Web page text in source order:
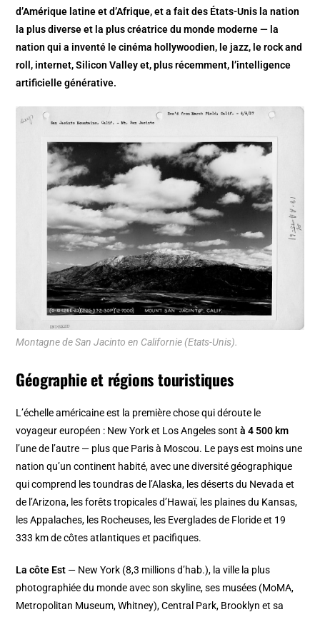
d’Amérique latine et d’Afrique, et a fait des États-Unis la nation
la plus diverse et la plus créatrice du monde moderne — la
nation qui a inventé le cinéma hollywoodien, le jazz, le rock and
roll, internet, Silicon Valley et, plus récemment, l’intelligence
artificielle générative.
Montagne de San Jacinto en Californie (Etats-Unis).
Géographie et régions touristiques
L’échelle américaine est la première chose qui déroute le
voyageur européen : New York et Los Angeles sontà 4 500 km
l’une de l’autre — plus que Paris à Moscou. Le pays est moins une
nation qu’un continent habité, avec une diversité géographique
qui comprend les toundras de l’Alaska, les déserts du Nevada et
de l’Arizona, les forêts tropicales d’Hawaï, les plaines du Kansas,
les Appalaches, les Rocheuses, les Everglades de Floride et 19
333 km de côtes atlantiques et pacifiques.
La côte Est — New York (8,3 millions d’hab.), la ville la plus
photographiée du monde avec son skyline, ses musées (MoMA,
Metropolitan Museum, Whitney), Central Park, Brooklyn et sa